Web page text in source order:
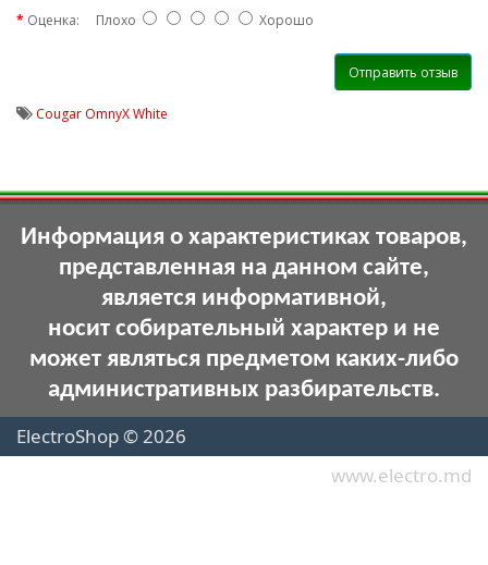
Оценка: Плохо Хорошо
Отправить отзыв
Cougar OmnyX White
Информация о характеристиках товаров,
представленная на данном сайте,
является информативной,
носит собирательный характер и не
может являться предметом каких-либо
административных разбирательств.
ElectroShop © 2026
www.electro.md